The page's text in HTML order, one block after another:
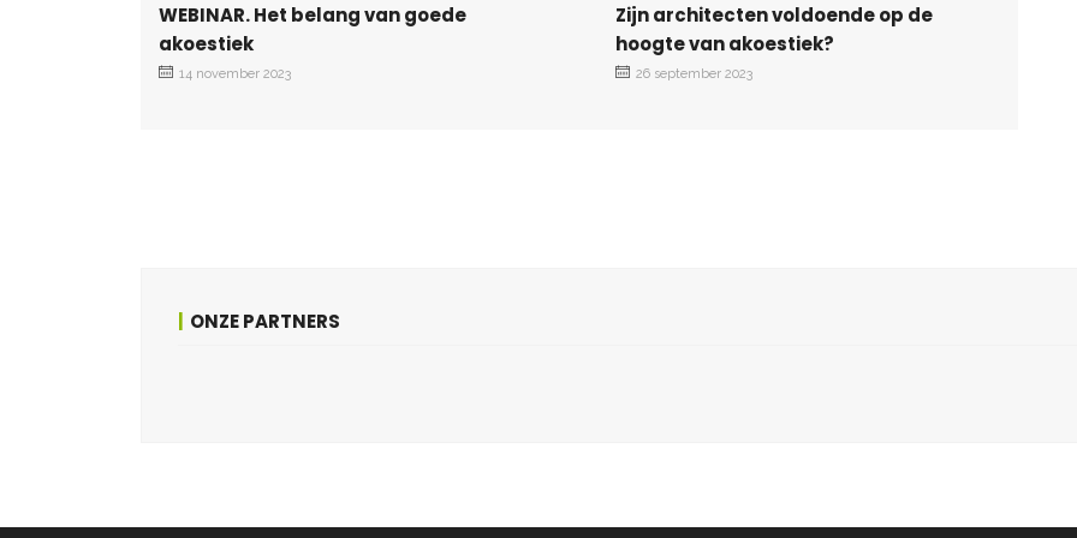
WEBINAR. Het belang van goede
akoestiek
14 november 2023
Zijn architecten voldoende op de
hoogte van akoestiek?
26 september 2023
ONZE PARTNERS